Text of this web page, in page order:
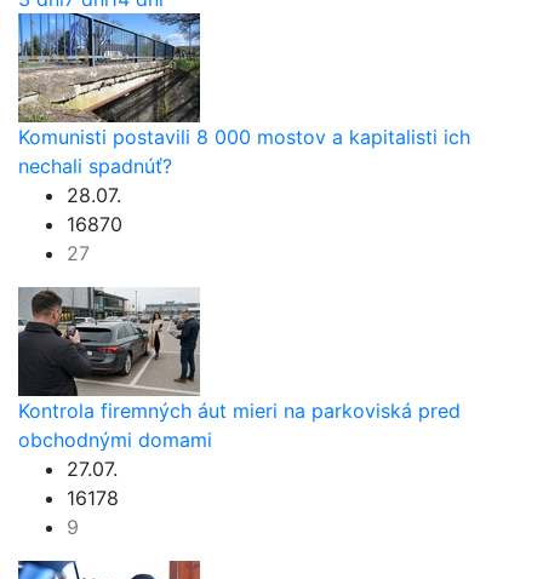
Komunisti postavili 8 000 mostov a kapitalisti ich
nechali spadnúť?
28.07.
16870
27
Kontrola firemných áut mieri na parkoviská pred
obchodnými domami
27.07.
16178
9